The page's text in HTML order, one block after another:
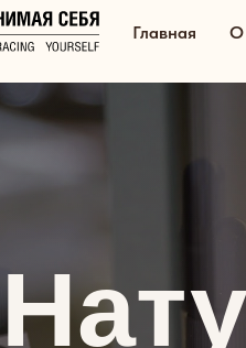
Главная О